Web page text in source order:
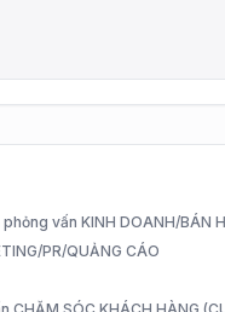
vấn KINH DOANH/BÁN
PR/QUẢNG CÁO